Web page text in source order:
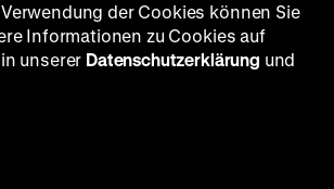
der Cookies können Sie
Informationen zu Cookies auf
unserer Datenschutzerklärung und